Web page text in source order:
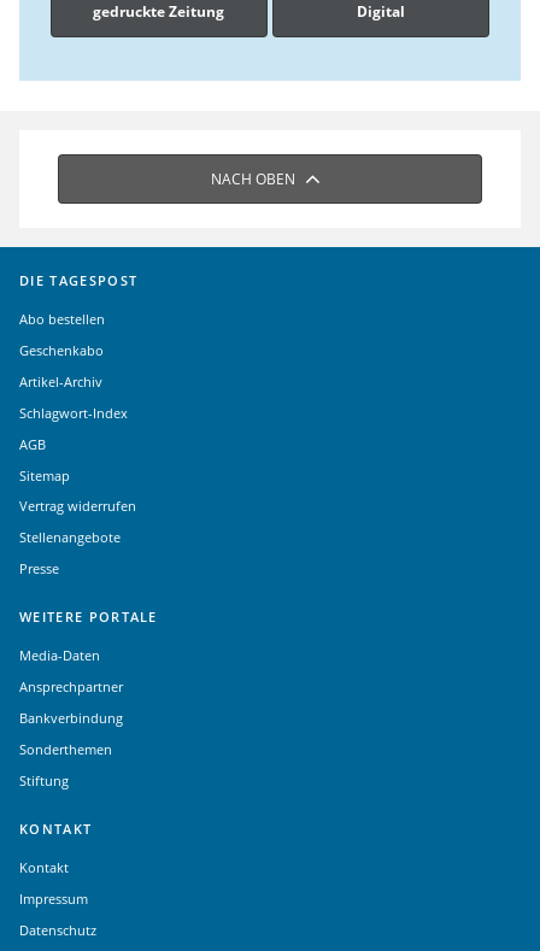
gedruckte Zeitung Digital
NACH OBEN
DIE TAGESPOST
Abo bestellen
Geschenkabo
Artikel-Archiv
Schlagwort-Index
AGB
Sitemap
Vertrag widerrufen
Stellenangebote
Presse
WEITERE PORTALE
Media-Daten
Ansprechpartner
Bankverbindung
Sonderthemen
Stiftung
KONTAKT
Kontakt
Impressum
Datenschutz